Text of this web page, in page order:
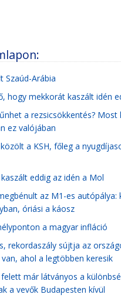
Szaúd-Arábia
hogy mekkorát kaszált idén
a rezsicsökkentés? Most
ez valójában
a KSH, főleg a
eddig az idén a Mol
az M1-es
óriási a káosz
a magyar infláció
rekordaszály sújtja az
ahol a legtöbben keresik
már látványos a
a vevők Budapesten kívül